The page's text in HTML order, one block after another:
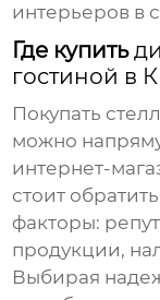
интерьеров в
Где купить
гостиной в
Покупать
можно
интернет-
стоит
факторы:
продукции,
Выбирая